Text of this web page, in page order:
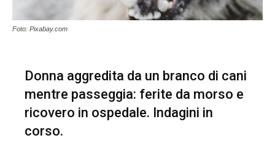
Foto: Pixabay.com
Donna aggredita da un branco di cani
mentre passeggia: ferite da morso e
ricovero in ospedale. Indagini in
corso.